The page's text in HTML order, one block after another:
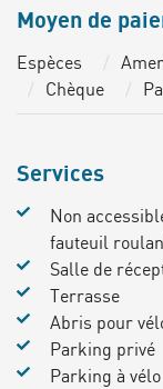
Moyen de
Espèces
Chèque
Services
Non
fauteuil
Salle de
Terrasse
Abris pour
Parking privé
Parking à vélo